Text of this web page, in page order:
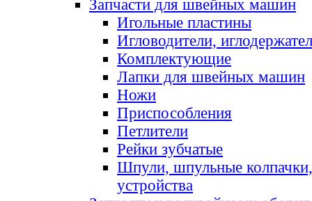
Запчасти для швейных машин
Игольные пластины
Игловодители,
Комплектующие
Лапки для швейных машин
Ножи
Приспособления
Петлители
Рейки зубчатые
Шпули, шпульные
устройства